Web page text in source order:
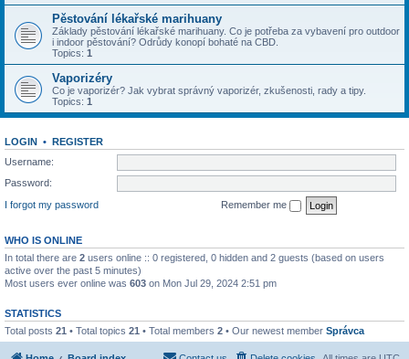
Pěstování lékařské marihuany
Základy pěstování lékařské marihuany. Co je potřeba za vybavení pro outdoor
i indoor pěstování? Odrůdy konopí bohaté na CBD.
Topics: 1
Vaporizéry
Co je vaporizér? Jak vybrat správný vaporizér, zkušenosti, rady a tipy.
Topics: 1
LOGIN • REGISTER
Username:
Password:
I forgot my password
Remember me
WHO IS ONLINE
In total there are 2 users online :: 0 registered, 0 hidden and 2 guests (based on users
active over the past 5 minutes)
Most users ever online was 603 on Mon Jul 29, 2024 2:51 pm
STATISTICS
Total posts 21 • Total topics 21 • Total members 2 • Our newest member Správca